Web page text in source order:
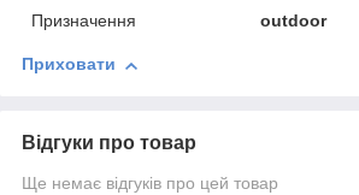
Призначення outdoor
Приховати
Відгуки про товар
Ще немає відгуків про цей товар